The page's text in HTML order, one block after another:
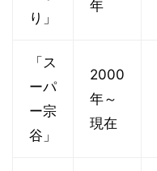
り」
年
「ス
ーパ
ー宗
谷」
2000
年～
現在